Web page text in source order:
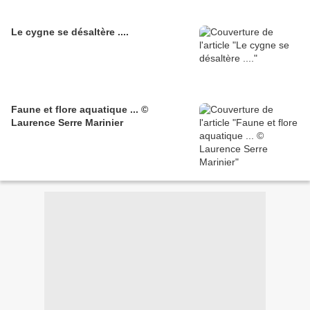
Le cygne se désaltère ....
Faune et flore aquatique ... ©
Laurence Serre Marinier